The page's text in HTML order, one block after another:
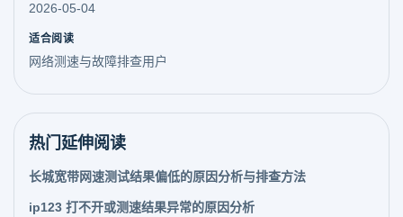
2026-05-04
适合阅读
网络测速与故障排查用户
热门延伸阅读
长城宽带网速测试结果偏低的原因分析与排查方法
ip123 打不开或测速结果异常的原因分析